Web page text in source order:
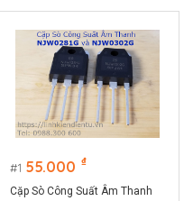
1 55.000 ₫
Cặp Sò Công Suất Âm Thanh